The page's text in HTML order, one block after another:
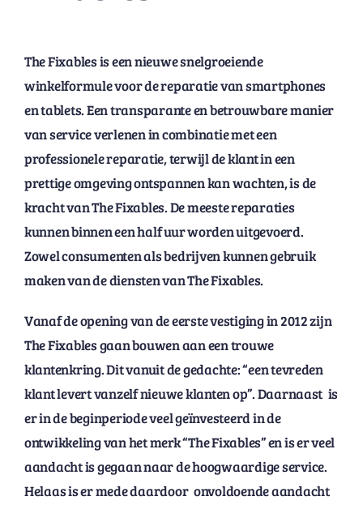
The Fixables is een nieuwe snelgroeiende
winkelformule voor de reparatie van smartphones
en tablets. Een transparante en betrouwbare manier
van service verlenen in combinatie met een
professionele reparatie, terwijl de klant in een
prettige omgeving ontspannen kan wachten, is de
kracht van The Fixables. De meeste reparaties
kunnen binnen een half uur worden uitgevoerd.
Zowel consumenten als bedrijven kunnen gebruik
maken van de diensten van The Fixables.
Vanaf de opening van de eerste vestiging in 2012 zijn
The Fixables gaan bouwen aan een trouwe
klantenkring. Dit vanuit de gedachte: “een tevreden
klant levert vanzelf nieuwe klanten op”. Daarnaast is
er in de beginperiode veel geïnvesteerd in de
ontwikkeling van het merk “The Fixables” en is er veel
aandacht is gegaan naar de hoogwaardige service.
Helaas is er mede daardoor onvoldoende aandacht